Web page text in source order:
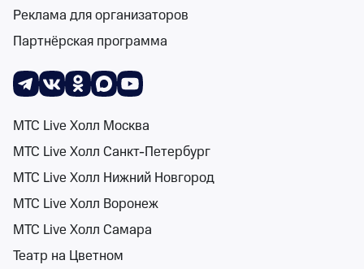
Спектакли Концерты
Народная музыка в августе 2026 года
0 событий
1-31 августа
Реклама для организаторов
Партнёрская программа
МТС Live Холл Москва
МТС Live Холл Санкт-Петербург
МТС Live Холл Нижний Новгород
МТС Live Холл Воронеж
МТС Live Холл Самара
Театр на Цветном